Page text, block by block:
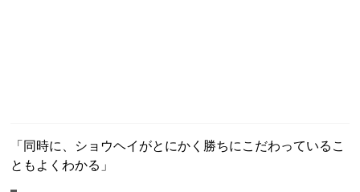
「同時に、ショウヘイがとにかく勝ちにこだわっているこ
ともよくわかる」